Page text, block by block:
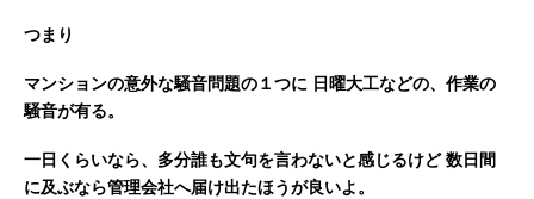
つまり
マンションの意外な騒音問題の１つに 日曜大工などの、作業の
騒音が有る。
一日くらいなら、多分誰も文句を言わないと感じるけど 数日間
に及ぶなら管理会社へ届け出たほうが良いよ。